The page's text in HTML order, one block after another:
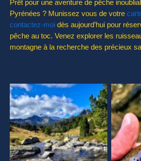
Prêt pour une aventure de pêche
Pyrénées ? Munissez vous de votre
contactez-moi dès aujourd’hui pour
pêche au toc. Venez explorer les
montagne à la recherche des précieux
Aucune légende